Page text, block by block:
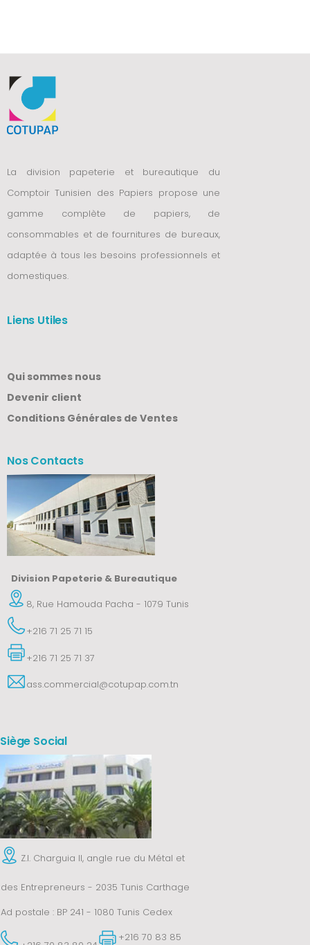
La division papeterie et bureautique du
Comptoir Tunisien des Papiers propose une
gamme complète de papiers, de
consommables et de fournitures de bureaux,
adaptée à tous les besoins professionnels et
domestiques.
Liens Utiles
Qui sommes nous
Devenir client
Conditions Générales de Ventes
Nos Contacts
Division Papeterie & Bureautique
8, Rue Hamouda Pacha - 1079 Tunis
+216 71 25 71 15
+216 71 25 71 37
ass.commercial@cotupap.com.tn
Siège Social
Z.I. Charguia II, angle rue du Métal et
des Entrepreneurs - 2035 Tunis Carthage
Ad postale : BP 241 - 1080 Tunis Cedex
+216 70 83 85